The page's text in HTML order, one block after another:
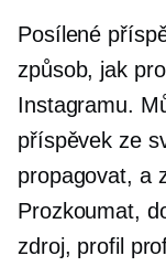
Posílené
způsob, jak
Instagramu.
příspěvek ze
propagovat, a
Prozkoumat,
zdroj, profil